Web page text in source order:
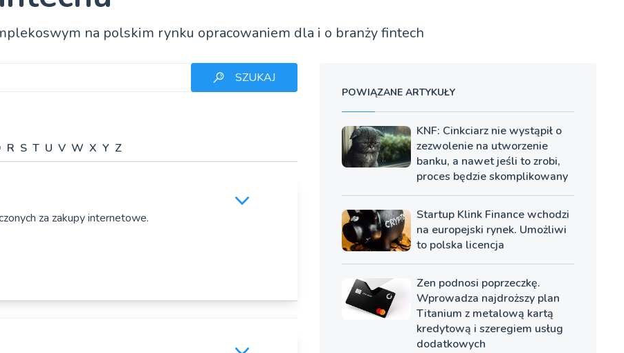
na polskim rynku opracowaniem dla i o branży fintech
SZUKAJ
R S T U V W X Y Z
za zakupy internetowe.
POWIĄZANE ARTYKUŁY
KNF: Cinkciarz nie wystąpił o
zezwolenie na utworzenie
banku, a nawet jeśli to zrobi,
proces będzie skomplikowany
Startup Klink Finance wchodzi
na europejski rynek. Umożliwi
to polska licencja
Zen podnosi poprzeczkę.
Wprowadza najdroższy plan
Titanium z metalową kartą
kredytową i szeregiem usług
dodatkowych